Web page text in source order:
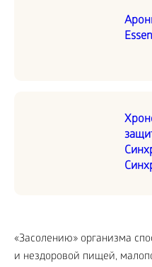
«Засолению» организма
и нездоровой пищей,